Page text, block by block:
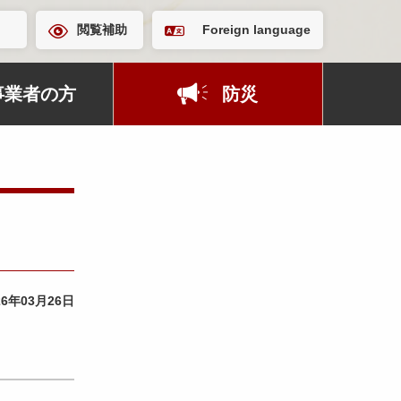
閲覧補助 Foreign language
業者の方 防災
年03月26日